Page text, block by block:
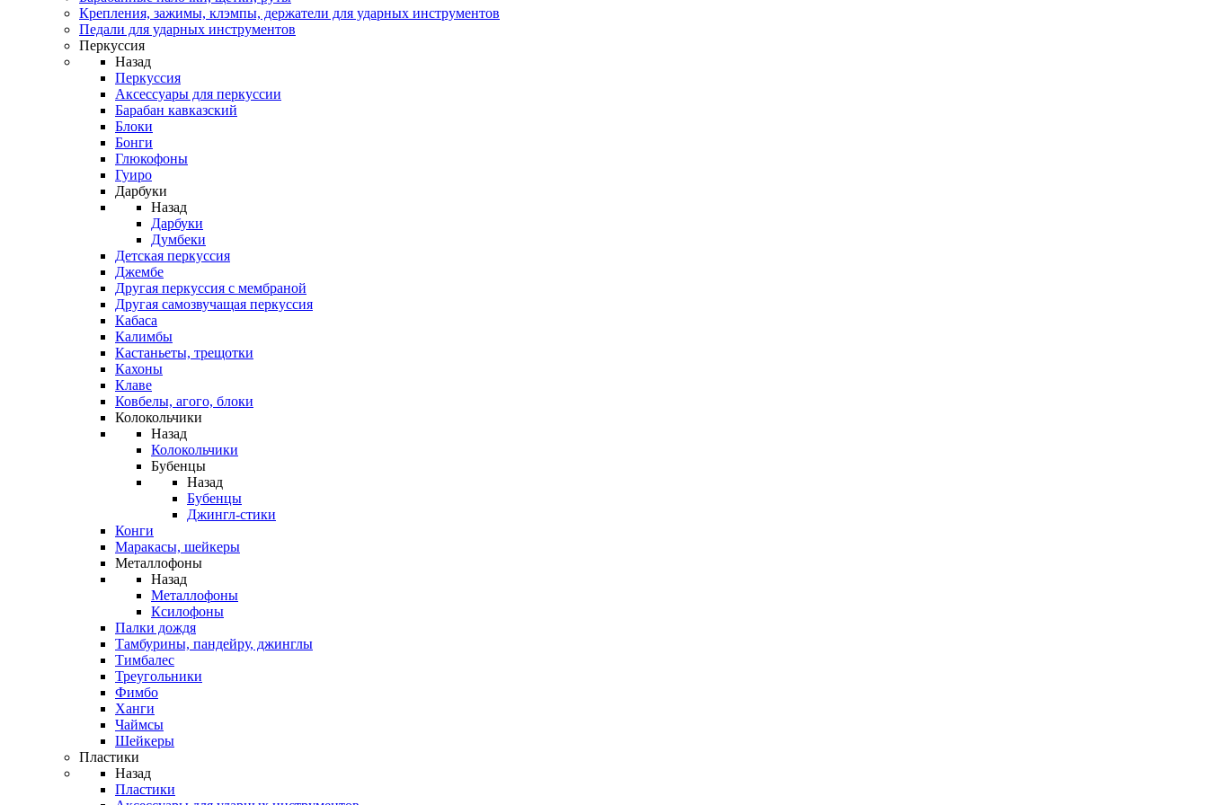
Крепления, зажимы, клэмпы, держатели для ударных инструментов
Педали для ударных инструментов
Перкуссия
Назад
Перкуссия
Аксессуары для перкуссии
Барабан кавказский
Блоки
Бонги
Глюкофоны
Гуиро
Дарбуки
Назад
Дарбуки
Думбеки
Детская перкуссия
Джембе
Другая перкуссия с мембраной
Другая самозвучащая перкуссия
Кабаса
Калимбы
Кастаньеты, трещотки
Кахоны
Клаве
Ковбелы, агого, блоки
Колокольчики
Назад
Колокольчики
Бубенцы
Назад
Бубенцы
Джингл-стики
Конги
Маракасы, шейкеры
Металлофоны
Назад
Металлофоны
Ксилофоны
Палки дождя
Тамбурины, пандейру, джинглы
Тимбалес
Треугольники
Фимбо
Ханги
Чаймсы
Шейкеры
Пластики
Назад
Пластики